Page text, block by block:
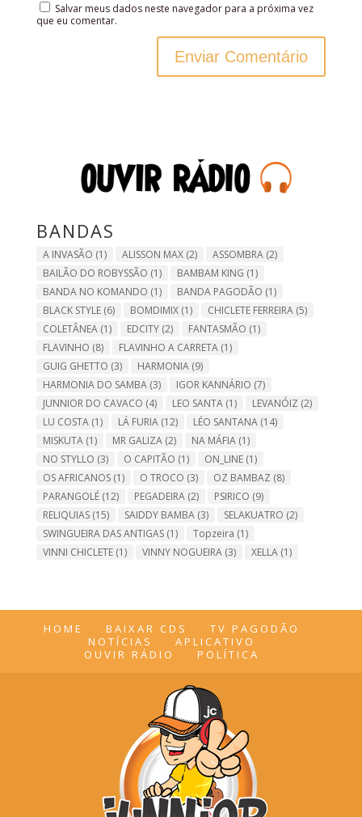
Salvar meus dados neste navegador para a próxima vez
que eu comentar.
BANDAS
A INVASÃO (1) ALISSON MAX(2) ASSOMBRA(2)
BAILÃO DO ROBYSSÃO (1) BAMBAM KING (1)
BANDA NO KOMANDO (1) BANDA PAGODÃO (1)
BLACK STYLE(6) BOMDIMIX(1) CHICLETE FERREIRA(5)
COLETÂNEA(1) EDCITY(2) FANTASMÃO (1)
FLAVINHO (8) FLAVINHO A CARRETA(1)
GUIG GHETTO (3) HARMONIA(9)
HARMONIA DO SAMBA(3) IGOR KANNÁRIO (7)
JUNNIOR DO CAVACO (4) LEO SANTA(1) LEVANÓIZ (2)
LU COSTA(1) LÁ FURIA(12) LÉO SANTANA(14)
MISKUTA(1) MR GALIZA(2) NA MÁFIA(1)
NO STYLLO (3) O CAPITÃO (1) ON_LINE(1)
OS AFRICANOS(1) O TROCO (3) OZ BAMBAZ (8)
PARANGOLÉ(12) PEGADEIRA(2) PSIRICO (9)
RELIQUIAS(15) SAIDDY BAMBA(3) SELAKUATRO (2)
SWINGUEIRA DAS ANTIGAS(1) Topzeira (1)
VINNI CHICLETE(1) VINNY NOGUEIRA(3) XELLA(1)
HOME BAIXAR CDS
TV PAGODÃO
NOTÍCIAS
APLICATIVO
OUVIR RÁDIO
POLÍTICA